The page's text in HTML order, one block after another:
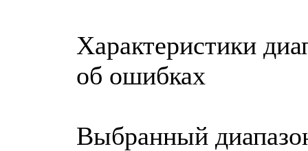
Характеристики
об ошибках
Выбранный